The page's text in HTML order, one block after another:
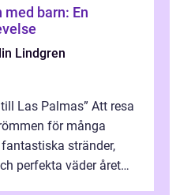
barn: En
Lindgren
Las Palmas” Att resa
för många
stränder,
perfekta väder året